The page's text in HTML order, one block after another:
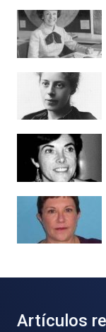
Artículos